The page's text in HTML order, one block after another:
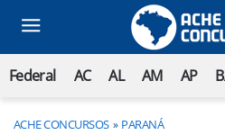
Federal AC AL AM AP
ACHE CONCURSOS PARANÁ